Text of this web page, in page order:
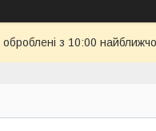
з 10:00